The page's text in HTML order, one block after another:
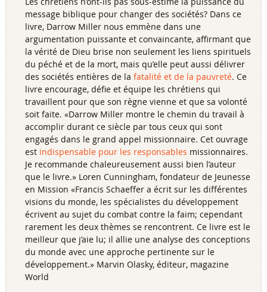
message biblique pour changer des sociétés? Dans ce
livre, Darrow Miller nous emmène dans une
argumentation puissante et convaincante, affirmant que
la vérité de Dieu brise non seulement les liens spirituels
du péché et de la mort, mais qu’elle peut aussi délivrer
des sociétés entières de la fatalité et de la pauvreté. Ce
livre encourage, défie et équipe les chrétiens qui
travaillent pour que son règne vienne et que sa volonté
soit faite. «Darrow Miller montre le chemin du travail à
accomplir durant ce siècle par tous ceux qui sont
engagés dans le grand appel missionnaire. Cet ouvrage
est indispensable pour les responsables missionnaires.
Je recommande chaleureusement aussi bien l’auteur
que le livre.» Loren Cunningham, fondateur de Jeunesse
en Mission «Francis Schaeffer a écrit sur les différentes
visions du monde, les spécialistes du développement
écrivent au sujet du combat contre la faim; cependant
rarement les deux thèmes se rencontrent. Ce livre est le
meilleur que j’aie lu; il allie une analyse des conceptions
du monde avec une approche pertinente sur le
développement.» Marvin Olasky, éditeur, magazine
World